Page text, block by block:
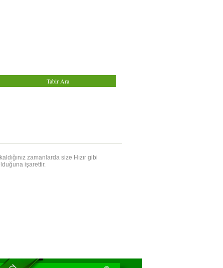
zamanlarda size Hızır gibi
işarettir.